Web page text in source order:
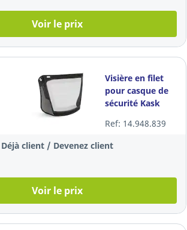
Voir le prix
Visière en filet
pour casque de
sécurité Kask
à l'unité
Ref: 14.948.839
Déjà client / Devenez client
Voir le prix